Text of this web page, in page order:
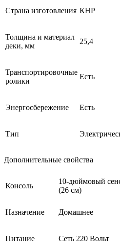
Страна изготовления КНР
Толщина и материал
деки, мм
25,4
Транспортировочные
ролики
Есть
Энергосбережение Есть
Тип
Дополнительные свойства
Консоль
10-дюймовый
(26 см)
Назначение Домашнее
Питание Сеть 220 Вольт